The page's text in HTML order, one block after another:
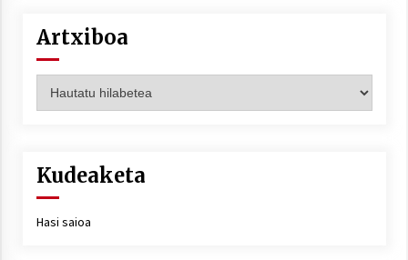
Artxiboa
Kudeaketa
Hasi saioa